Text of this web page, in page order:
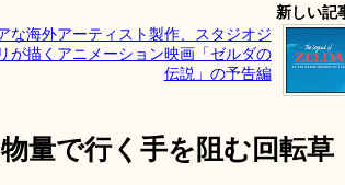
新しい記
な海外アーティスト製作、スタジオジ
が描くアニメーション映画「ゼルダの
伝説」の予告編
量で行く手を阻む回転草